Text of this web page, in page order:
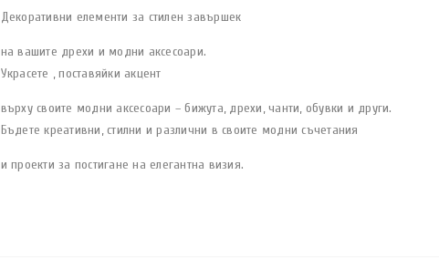
Декоративни елементи за стилен завършек
на вашите дрехи и модни аксесоари.
Украсете , поставяйки акцент
върху своите модни аксесоари – бижута, дрехи, чанти, обувки и други.
Бъдете креативни, стилни и различни в своите модни съчетания
и проекти за постигане на елегантна визия.